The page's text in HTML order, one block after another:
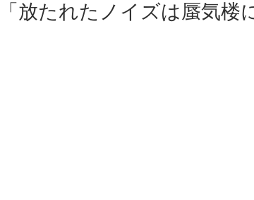
放たれたノイズは蜃気楼